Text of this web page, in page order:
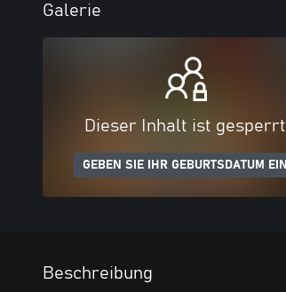
Galerie
Dieser Inhalt ist gesperrt
GEBEN SIE IHR GEBURTSDATUM EIN
Beschreibung